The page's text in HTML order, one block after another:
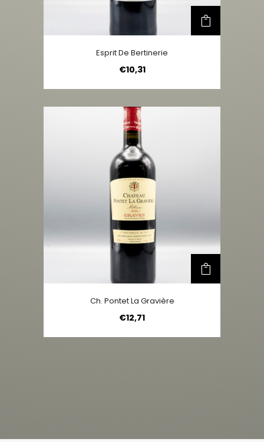
Esprit De Bertinerie
€10,31
Ch. Pontet La Gravière
€12,71